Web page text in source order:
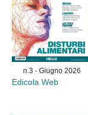
n.3 - Giugno 2026
Edicola Web